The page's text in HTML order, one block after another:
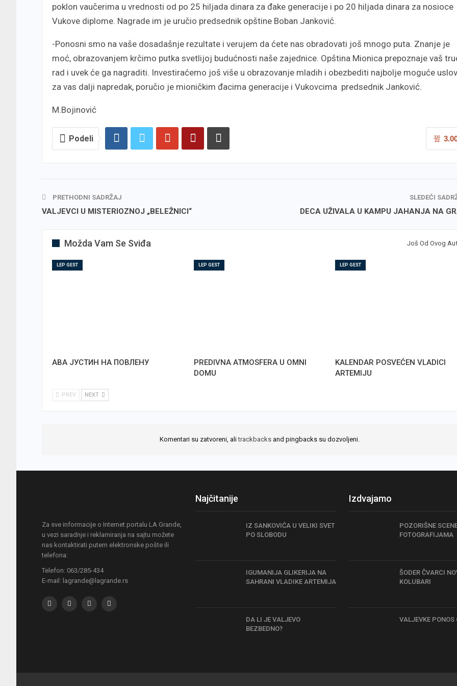
poklon vaučerima u vrednosti od po 25 hiljada dinara za đake generacije i po 20 hiljada dinara za nosioce
Vukove diplome. Nagrade im je uručio predsednik opštine Boban Janković.
-Ponosni smo na vaše dosadašnje rezultate i verujem da ćete nas obradovati još mnogo puta. Znanje je
moć, obrazovanjem krčimo putka svetlijoj budućnosti naše zajednice. Opština Mionica prepoznaje vaš
rad i uvek će ga nagraditi. Investiraćemo još više u obrazovanje mladih i obezbediti najbolje moguće
za vas dalji napredak, poručio je mioničkim đacima generacije i Vukovcima predsednik Janković.
M.Bojinović
Podeli
PRETHODNI SADRŽAJ
VALJEVCI U MISTERIOZNOJ „BELEŽNICI“
SLEDEĆI
DECA UŽIVALA U KAMPU JAHANJA NA
Možda Vam Se Sviđa Još Od Ovog
LEP GEST
АВА ЈУСТИН НА ПОВЛЕНУ
LEP GEST
PREDIVNA ATMOSFERA U OMNI
DOMU
LEP GEST
KALENDAR POSVEĆEN VLADICI
ARTEMIJU
PREV NEXT
Komentari su zatvoreni, alitrackbacks and pingbacks su dozvoljeni.
JUNAKA
Za sve informacije o Internet portalu LA Grande,
u vezi saradnje i reklamiranja na sajtu možete
nas kontaktirati putem elektronske pošte ili
telefona:
Telefon: 063/285-434
E-mail: lagrande@lagrande.rs
Najčitanije
IZ SANKOVIĆA U VELIKI SVET
PO SLOBODU
IGUMANIJA GLIKERIJA NA
SAHRANI VLADIKE ARTEMIJA
DA LI JE VALJEVO
BEZBEDNO?
Izdvajamo
POZORIŠNE
FOTOGRAFIJAMA
ŠODER ČVARCI
KOLUBARI
VALJEVKE PONOS